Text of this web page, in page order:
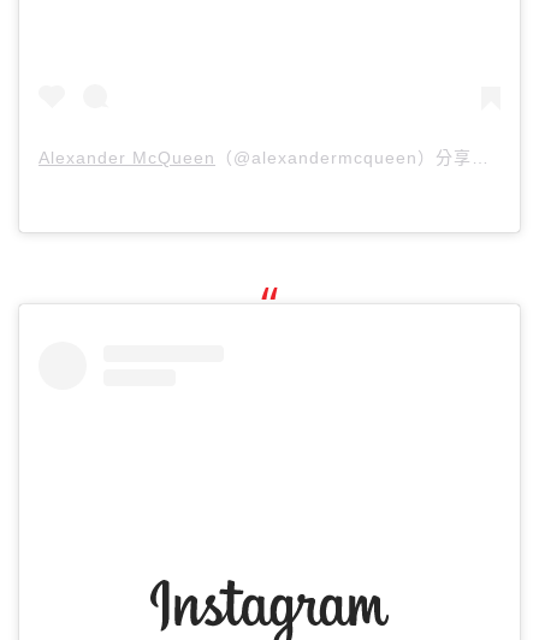
Alexander McQueen （@alexandermcqueen）分享的貼文 於